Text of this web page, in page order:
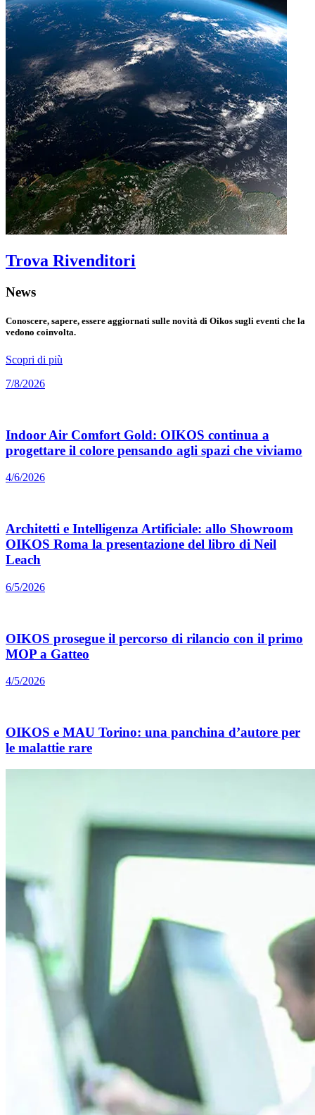
Trova Rivenditori
News
Conoscere, sapere, essere aggiornati sulle novità di Oikos sugli eventi che la
vedono coinvolta.
Scopri di più
7/8/2026
Indoor Air Comfort Gold: OIKOS continua a
progettare il colore pensando agli spazi che viviamo
4/6/2026
Architetti e Intelligenza Artificiale: allo Showroom
OIKOS Roma la presentazione del libro di Neil
Leach
6/5/2026
OIKOS prosegue il percorso di rilancio con il primo
MOP a Gatteo
4/5/2026
OIKOS e MAU Torino: una panchina d’autore per
le malattie rare